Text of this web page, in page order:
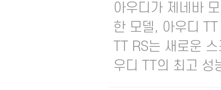
아우디가 제네바
한 모델, 아우디
TT RS는 새로운
우디 TT의 최고 성